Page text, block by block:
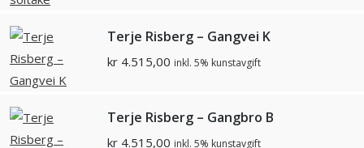
Terje Risberg – Gangvei K
kr 4.515,00 inkl. 5% kunstavgift
Terje Risberg – Gangbro B
kr 4.515,00 inkl. 5% kunstavgift